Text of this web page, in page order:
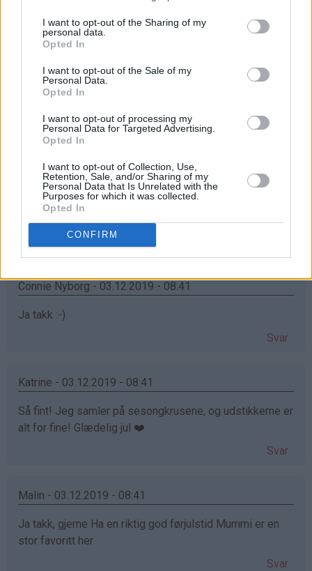
I want to opt-out of the Sharing of my
personal data.
Opted In
I want to opt-out of the Sale of my
Personal Data.
Opted In
I want to opt-out of processing my
Personal Data for Targeted Advertising.
Opted In
I want to opt-out of Collection, Use,
Retention, Sale, and/or Sharing of my
Personal Data that Is Unrelated with the
Purposes for which it was collected.
Opted In
CONFIRM
Svar
Maria - 03.12.2019 - 08:38
Inger Turid - 03.12.2019 - 08:40
Connie Nyborg - 03.12.2019 - 08:41
Ja takk :-)
Svar
Katrine - 03.12.2019 - 08:41
Så fint! Jeg samler på sesongkrusene, og udstikkerne er
alt for fine! Glædelig jul ❤️
Svar
Malin - 03.12.2019 - 08:41
Ja takk, gjerne Ha en riktig god førjulstid Mummi er en
stor favoritt her
Svar